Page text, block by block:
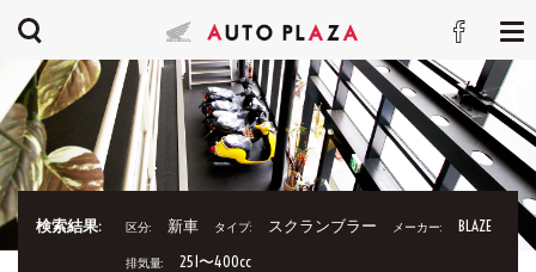
検索結果: 区分: 新車 タイプ: スクランブラー メーカー: BLAZE
排気量: 251〜400cc